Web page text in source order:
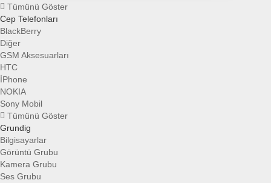
Tümünü Göster
Cep Telefonları
BlackBerry
Diğer
GSM Aksesuarları
HTC
İPhone
NOKIA
Sony Mobil
Tümünü Göster
Grundig
Bilgisayarlar
Görüntü Grubu
Kamera Grubu
Ses Grubu